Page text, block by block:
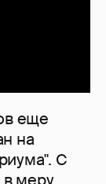
еще
на
С